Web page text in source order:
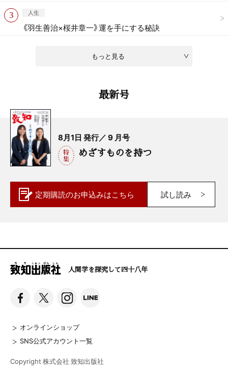
もっと見る
人生
《羽生善治×桜井章一》運を手にする秘訣
最新号
8月1日 発行／ 9 月号
めざすものを持つ
定期購読のお申込みはこちら 試し読み
人間学を探究して四十八年
オンラインショップ
SNS公式アカウント一覧
Copyright 株式会社 致知出版社